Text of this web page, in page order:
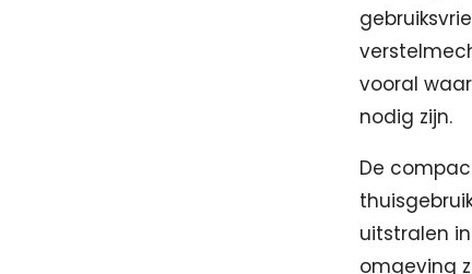
vooral
nodig zijn.
De
uitstralen
omgeving